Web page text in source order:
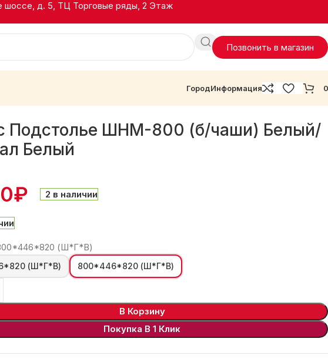
шоссе, д. 5, ТЦ Торговые ряды, 2 Этаж
Позвонить в магазин
ГородИнформация 0
Подстолье ШНМ-800 (б/чаши) Белый/
Белый
₽ 2 в наличии
(Ш*Г*В)
(Ш*Г*В) 800*446*820 (Ш*Г*В)
В Корзину
Покупка В 1 Клик